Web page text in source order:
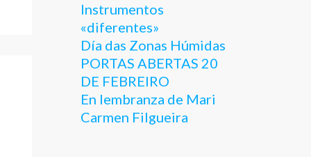
Instrumentos
«diferentes»
Día das Zonas Húmidas
PORTAS ABERTAS 20
DE FEBREIRO
En lembranza de Mari
Carmen Filgueira